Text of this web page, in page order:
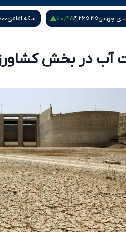
جهانی4,265.45۰٫۴۵ % سکه امامی
در بخش کشاورزی؛ 4